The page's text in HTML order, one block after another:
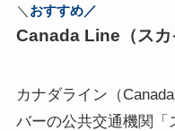
＼ おすすめ／
Canada Line（スカ
カナダライン（
バーの公共交通機関「